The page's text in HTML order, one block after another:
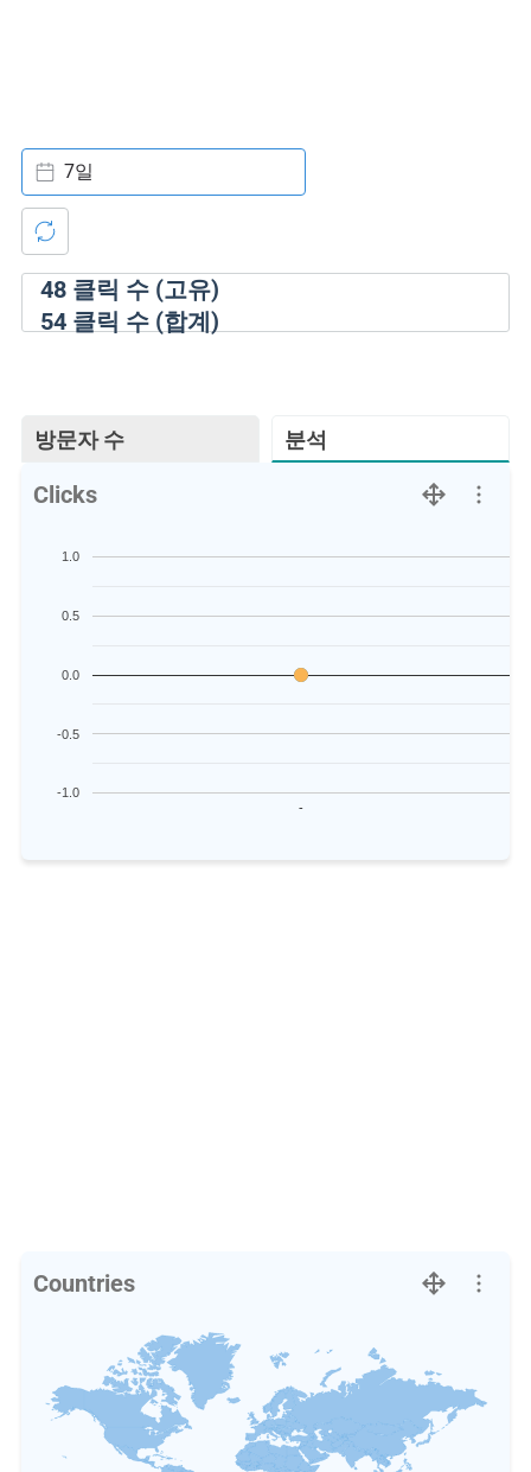
48클릭 수 (고유)
54클릭 수 (합계)
7일
방문자 수 분석
Clicks
-
-1.0
-0.5
0.0
0.5
1.0
Countries